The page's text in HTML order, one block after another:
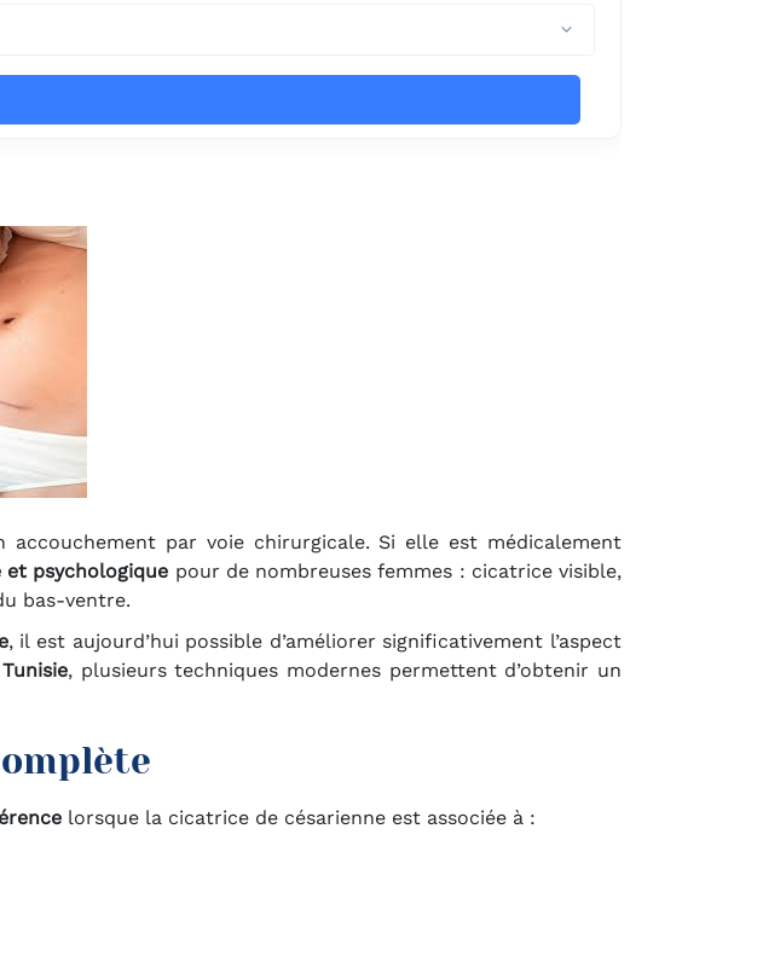
par voie chirurgicale. Si elle est médicalement
et psychologique pour de nombreuses femmes : cicatrice visible,
bas-ventre.
, il est aujourd’hui possible d’améliorer significativement l’aspect
, plusieurs techniques modernes permettent d’obtenir un
lorsque la cicatrice de césarienne est associée à :